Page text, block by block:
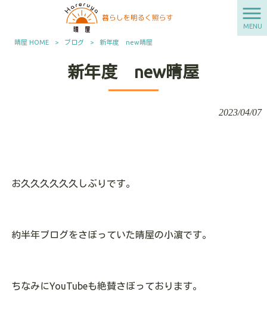
MENU
晴屋 HOME > ブログ > 新年度 new晴屋
新年度 new晴屋
2023/04/07
お久久久久久久しぶりです。
約半年ブログをさぼっていた晴屋の小濵です。
ちなみにYouTubeも絶賛さぼっております。